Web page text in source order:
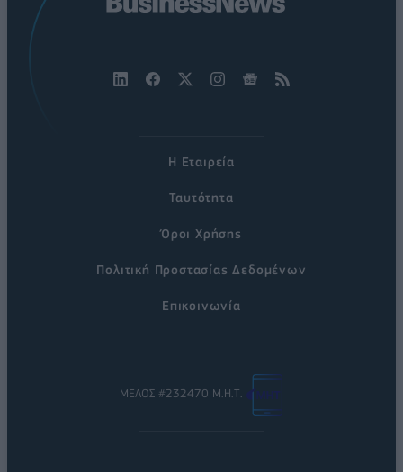
Η Εταιρεία
Ταυτότητα
Όροι Χρήσης
Πολιτική Προστασίας Δεδομένων
Επικοινωνία
ΜΕΛΟΣ #232470 Μ.Η.Τ.